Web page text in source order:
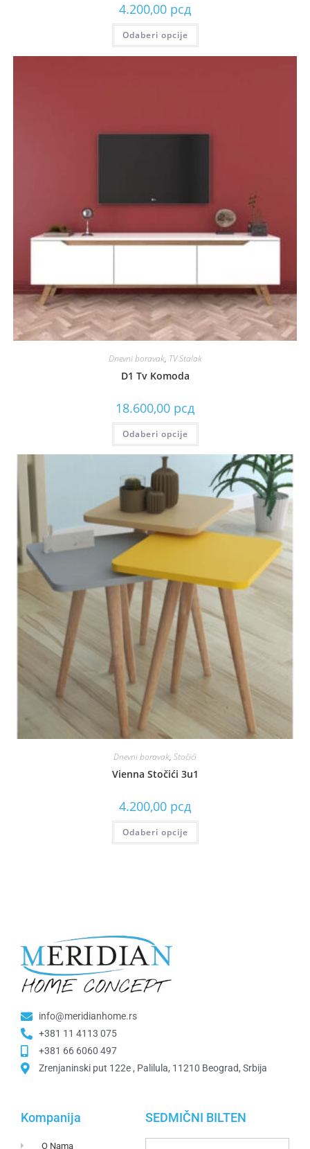
4.200,00 рсд
Odaberi opcije
Dnevni boravak, TV Stalak
D1 Tv Komoda
18.600,00 рсд
Odaberi opcije
Dnevni boravak, Stočići
Vienna Stočići 3u1
4.200,00 рсд
Odaberi opcije
info@meridianhome.rs
+381 11 4113 075
+381 66 6060 497
Zrenjaninski put 122e , Palilula, 11210 Beograd, Srbija
Kompanija
O Nama
SEDMIČNI BILTEN